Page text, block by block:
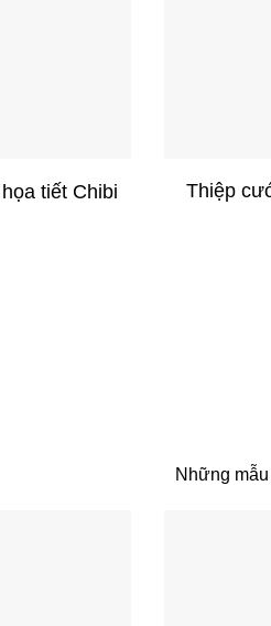
tiết Chibi
Thiệp
Những